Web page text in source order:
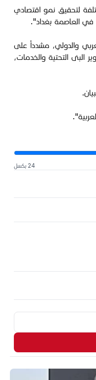
لتحقيق نمو اقتصادي
والدولي، مشدداً على
التحتية والخدمات،
24 بكسل